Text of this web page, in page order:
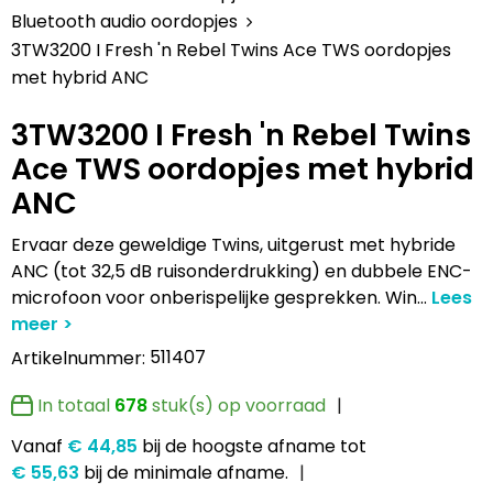
Lampen en Gereedschap
Levensmiddelen
Paraplu's
Persoonlijke verzorging
Reisbenodigdheden
Sleutelhangers en Lanyards
Spellen voor binnen en buiten
Sport
Draagtassen
Duffeltassen
Fietstassen
Golftassen
Heuptassen
Jute tassen
Kledingtassen
Koeltassen en Koelboxen
Multifunctionele pennen
Accessoires voor pennen
Kinderschrijfwaren
Pennen in unieke vormen
Gadgetpennen
Hemden bedrukken
Jassen bedrukken
Kledingaccessoires
Ondergoed, Sokken en Nachtkleding
Petten, Hoeden en Mutsen
Peuters en Baby's
Regenkleding
Schoenen
USB Stekkers
MP3's
Selfie sticks
Powerbanks
Telefoonstandaards en accessoires
Computer- en Laptopaccessoires
Tabletstandaards en accessoires
Speakers en Speakeraccessoires
Pennen etui's
Pennenhouders
Portemonnees
Post, Pen en Geschenkverpakkingen
Stickers
Visitekaart- en Pashouders
Hoteltextiel
Jassen
Kledingaccessoires
Ondergoed en Sokken
Overalls
Overhemden
Reflecterende polo's
Reflecterende vesten
Clique
Cutter & Buck
Elevate
James Harvest
Journalbooks
Mepal
Motorola
MyKit
Bluetooth audio oordopjes
3TW3200 I Fresh 'n Rebel Twins Ace TWS oordopjes
met hybrid ANC
3TW3200 I Fresh 'n Rebel Twins
Ace TWS oordopjes met hybrid
ANC
Ervaar deze geweldige Twins, uitgerust met hybride
ANC (tot 32,5 dB ruisonderdrukking) en dubbele ENC-
microfoon voor onberispelijke gesprekken. Win...
Artikelnummer: 511407
In totaal 678stuk(s) op voorraad
Vanaf € 44,85 bij de hoogste afnametot
€ 55,63 bij de minimale afname.